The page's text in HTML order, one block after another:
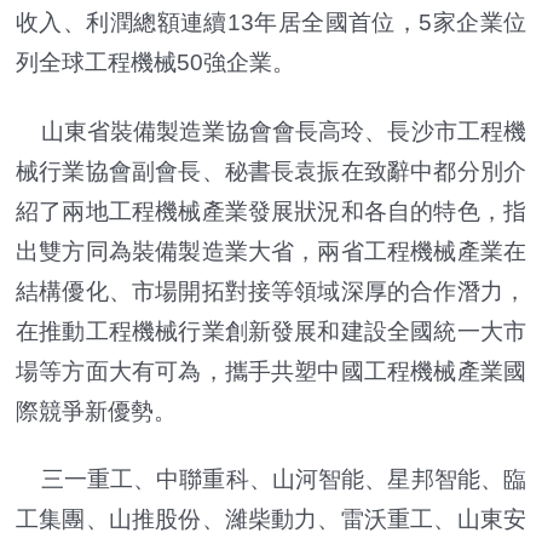
收入、利潤總額連續13年居全國首位，5家企業位
列全球工程機械50強企業。
山東省裝備製造業協會會長高玲、長沙市工程機
械行業協會副會長、秘書長袁振在致辭中都分別介
紹了兩地工程機械產業發展狀況和各自的特色，指
出雙方同為裝備製造業大省，兩省工程機械產業在
結構優化、市場開拓對接等領域深厚的合作潛力，
在推動工程機械行業創新發展和建設全國統一大市
場等方面大有可為，攜手共塑中國工程機械產業國
際競爭新優勢。
三一重工、中聯重科、山河智能、星邦智能、臨
工集團、山推股份、濰柴動力、雷沃重工、山東安